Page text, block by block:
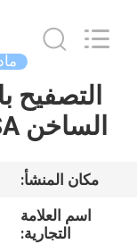
معلومات
Adhesive
Products
التصفيح
الساخن PSA بالمطاط المصبوب
مكان المنشأ:
اسم العلامة
التجارية: